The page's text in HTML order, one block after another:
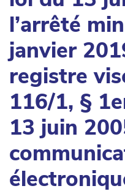
l’arrêté
janvier
registre
116/1, §
13 juin